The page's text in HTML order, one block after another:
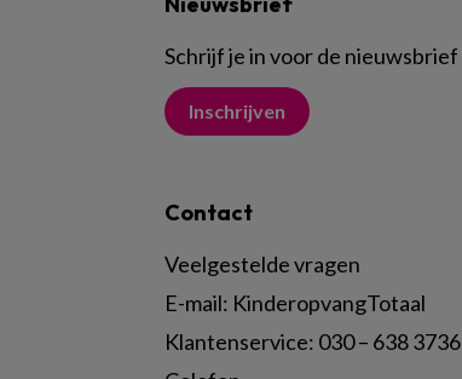
Schrijf je in voor de nieuwsbrief
Inschrijven
Contact
Veelgestelde vragen
E-mail: KinderopvangTotaal
Klantenservice: 030 – 638 3736